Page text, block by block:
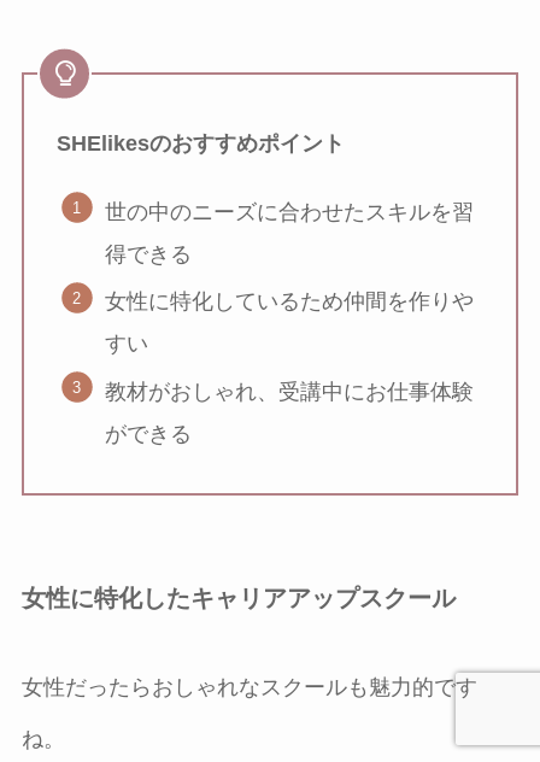
SHElikesのおすすめポイント
世の中のニーズに合わせたスキルを習
得できる
女性に特化しているため仲間を作りや
すい
教材がおしゃれ、受講中にお仕事体験
ができる
女性に特化したキャリアアップスクール
女性だったらおしゃれなスクールも魅力的です
ね。